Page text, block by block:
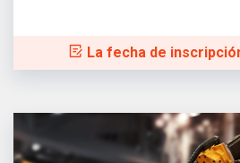
La fecha de